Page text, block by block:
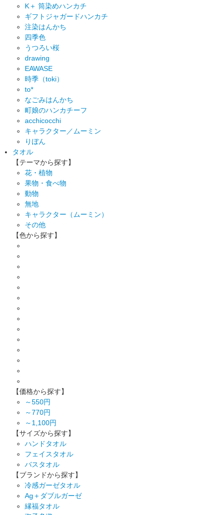
K＋ 筒染めハンカチ
ギフトジャガードハンカチ
注染はんかち
四季色
うつろい桜
drawing
EAWASE
時季（toki）
to*
なごみはんかち
町娘のハンカチーフ
acchicocchi
キャラクター／ムーミン
りぼん
タオル
【テーマから探す】
花・植物
果物・食べ物
動物
無地
キャラクター（ムーミン）
その他
【色から探す】
【価格から探す】
～550円
～770円
～1,100円
【サイズから探す】
ハンドタオル
フェイスタオル
バスタオル
【ブランドから探す】
冷感ガーゼタオル
Ag＋ダブルガーゼ
縁福タオル